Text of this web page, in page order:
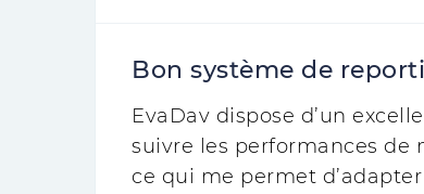
Bon système de
EvaDav dispose d’un
suivre les performances de
ce qui me permet